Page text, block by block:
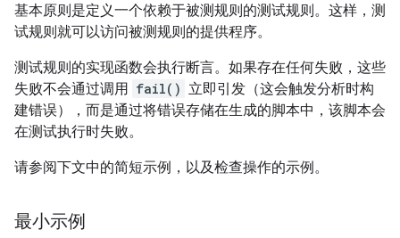
基本原则是定义一个依赖于被测规则的测试规则。这样，测
试规则就可以访问被测规则的提供程序。
测试规则的实现函数会执行断言。如果存在任何失败，这些
失败不会通过调用 fail() 立即引发（这会触发分析时构
建错误），而是通过将错误存储在生成的脚本中，该脚本会
在测试执行时失败。
请参阅下文中的简短示例，以及检查操作的示例。
最小示例